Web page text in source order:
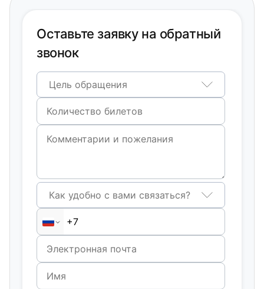
Оставьте заявку на обратный
звонок
Цель обращения
Как удобно с вами связаться?